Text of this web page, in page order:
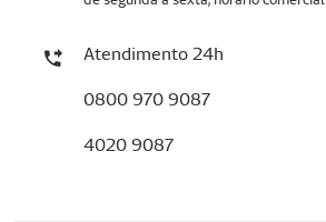
Atendimento 24h
0800 970 9087
4020 9087